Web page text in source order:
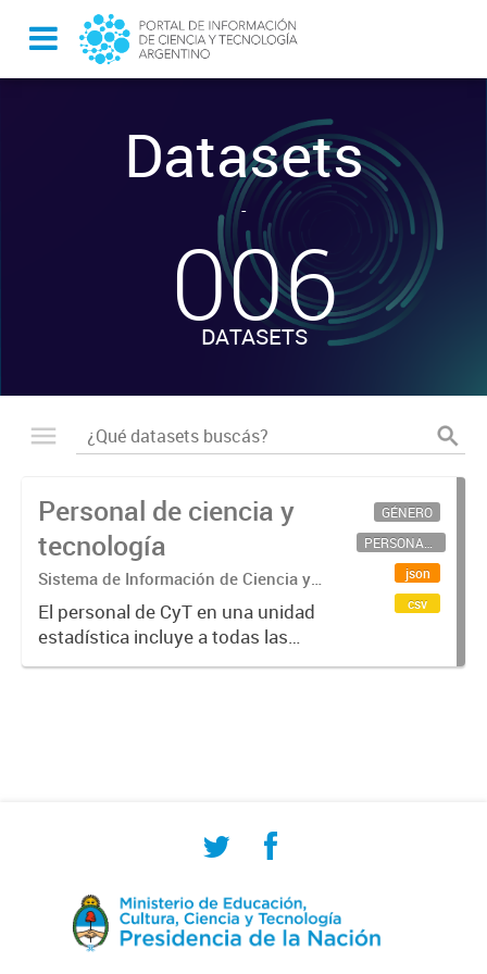
Datasets
-
006
DATASETS
Personal de ciencia y
tecnología
Sistema de Información de Ciencia y
Tecnología Argentino (SICYTAR)
El personal de CyT en una unidad
estadística incluye a todas las
personas involucradas
GÉNERO
PERSONAL CIENTÍFICO-TECNOLÓGICO
json
csv